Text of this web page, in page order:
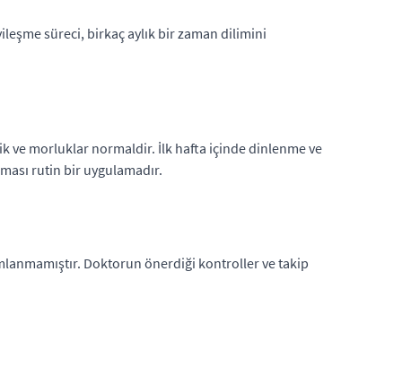
süreci, birkaç aylık bir zaman dilimini
ve morluklar normaldir. İlk hafta içinde dinlenme ve
rutin bir uygulamadır.
Doktorun önerdiği kontroller ve takip